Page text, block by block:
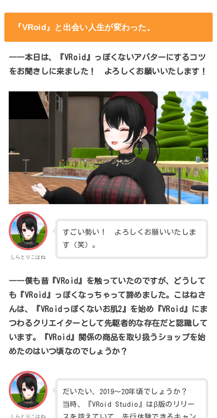
『VRoid』 と出会い人生が変わった。
――本日は、『VRoid』っぽくないアバターにするコツ
をお聞きしに来ました！ よろしくお願いいたします！
しらとりこはね
すごい勢い！ よろしくお願いいたしま
す（笑）。
――僕も昔『VRoid』を触っていたのですが、どうして
も『VRoid』っぽくなっちゃって諦めました。こはねさ
んは、『VRoidっぽくないお肌2』を始め『VRoid』にま
つわるクリエイターとして先駆者的な存在だと認識して
います。『VRoid』関係の商品を取り扱うショップを始
めたのはいつ頃なのでしょうか？
しらとりこはね
だいたい、2019～20年頃でしょうか？
当時、『VRoid Studio』はβ版のリリー